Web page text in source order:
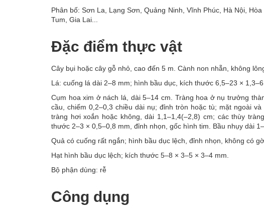
Phân bố: Sơn La, Lạng Sơn, Quảng Ninh, Vĩnh Phúc, Hà Nội,
Tum, Gia Lai...
Đặc điểm thực vật
Cây bụi hoặc cây gỗ nhỏ, cao đến 5 m. Cành non nhẵn, không
Lá: cuống lá dài 2–8 mm; hình bầu dục, kích thước 6,5–23 ×
Cụm hoa xim ở nách lá, dài 5–14 cm. Tràng hoa ở nụ trưởng
cầu, chiếm 0,2–0,3 chiều dài nụ; đỉnh tròn hoặc tù; mặt ngoài
tràng hơi xoắn hoặc không, dài 1,1–1,4(–2,8) cm; các thùy
thước 2–3 × 0,5–0,8 mm, đỉnh nhọn, gốc hình tim. Bầu nhụy dài
Quả có cuống rất ngắn; hình bầu dục lệch, đỉnh nhọn, không có
Hạt hình bầu dục lệch; kích thước 5–8 × 3–5 × 3–4 mm.
Bộ phận dùng: rễ
Công dụng